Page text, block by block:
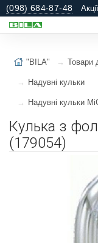
(098) 684-87-48 Акції
"BILA" Товари
Надувні кульки
Надувні кульки
Кулька з
(179054)